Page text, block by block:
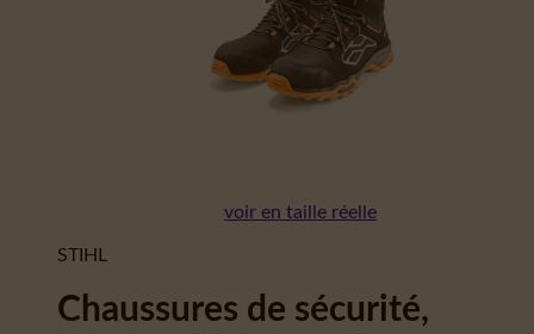
voir en taille réelle
STIHL
Chaussures de sécurité,